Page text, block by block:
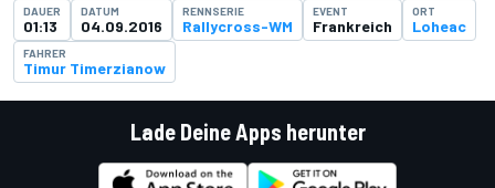
DAUER
01:13
DATUM
04.09.2016
RENNSERIE
Rallycross-WM
EVENT
Frankreich
ORT
Loheac
FAHRER
Timur Timerzianow
Lade Deine Apps herunter